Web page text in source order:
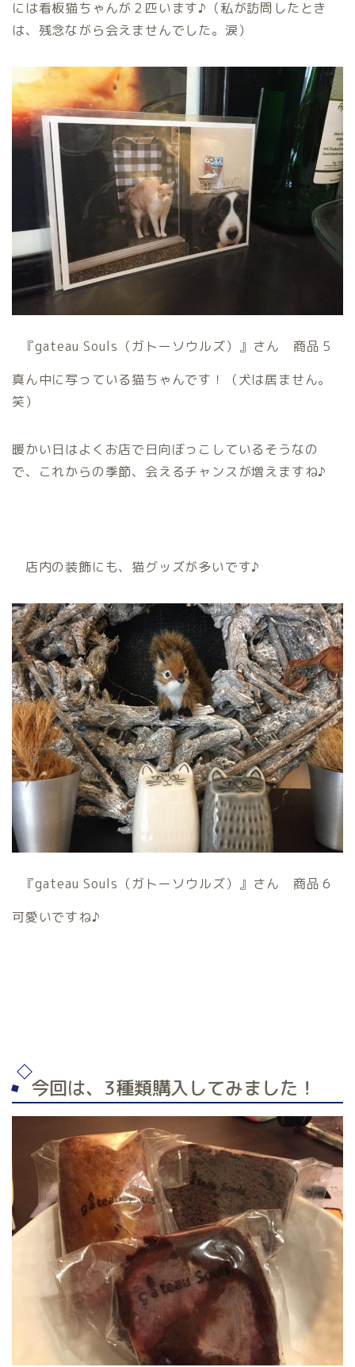
には看板猫ちゃんが２匹います♪（私が訪問したとき
は、残念ながら会えませんでした。涙）
『gateau Souls（ガトーソウルズ）』さん 商品５
真ん中に写っている猫ちゃんです！（犬は居ません。
笑）
暖かい日はよくお店で日向ぼっこしているそうなの
で、これからの季節、会えるチャンスが増えますね♪
店内の装飾にも、猫グッズが多いです♪
『gateau Souls（ガトーソウルズ）』さん 商品６
可愛いですね♪
今回は、3種類購入してみました！